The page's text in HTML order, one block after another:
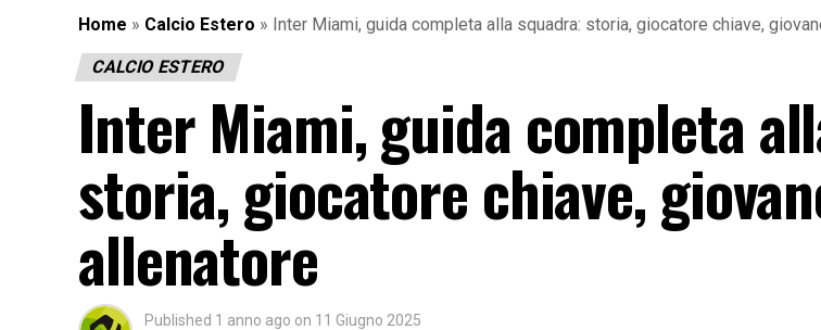
Home » Calcio Estero » Inter Miami, guida completa alla squadra: storia, giocatore chiave,
CALCIO ESTERO
Inter Miami, guida completa
storia, giocatore chiave,
allenatore
Published 1 anno ago on 11 Giugno 2025